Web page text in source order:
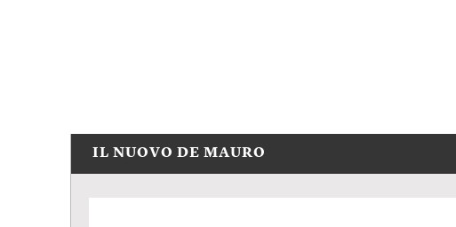
IL NUOVO DE MAURO